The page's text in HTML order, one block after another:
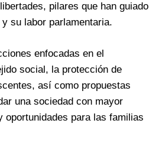
pilares que han guiado
su labor parlamentaria.
enfocadas en el
social, la protección de
así como propuestas
una sociedad con mayor
oportunidades para las familias